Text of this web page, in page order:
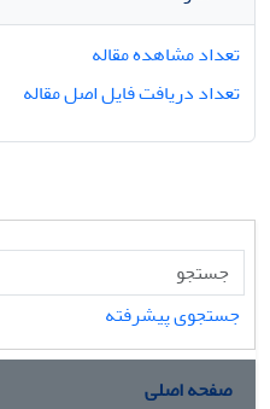
تعداد مشاهده مقاله
تعداد دریافت فایل اصل مقاله
جستجوی پیشرفته
صفحه اصلی